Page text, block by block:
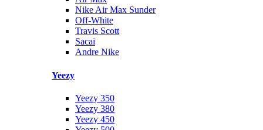
Nike Air Max Sunder
Off-White
Travis Scott
Sacai
Andre Nike
Yeezy
Yeezy 350
Yeezy 380
Yeezy 450